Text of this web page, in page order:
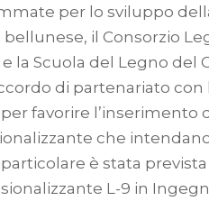
per lo sviluppo
il Consorzio
la Scuola del Legno del
di partenariato con
favorire
che
è stata
L-9 in